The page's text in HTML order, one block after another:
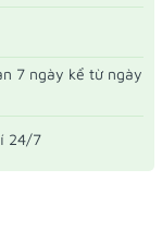
7 ngày kể từ ngày
24/7